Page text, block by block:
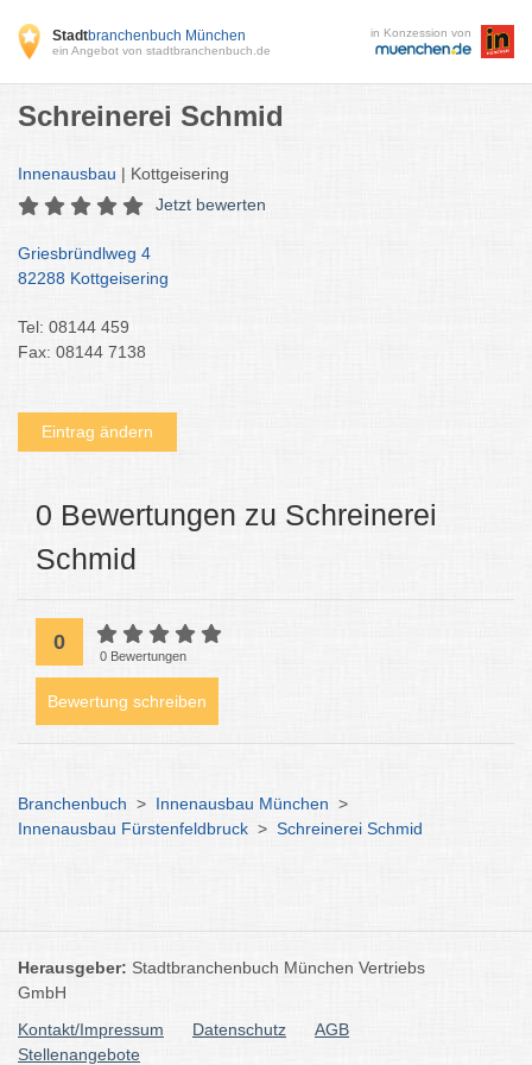
Stadtbranchenbuch München
ein Angebot von stadtbranchenbuch.de
in Konzession von
Schreinerei Schmid
Innenausbau | Kottgeisering
Jetzt bewerten
Griesbründlweg 4
82288 Kottgeisering
Tel: 08144 459
Fax: 08144 7138
Eintrag ändern
0 Bewertungen zu Schreinerei
Schmid
0
0 Bewertungen
Bewertung schreiben
Branchenbuch > Innenausbau München >
Innenausbau Fürstenfeldbruck > Schreinerei Schmid
Herausgeber: Stadtbranchenbuch München Vertriebs
GmbH
Kontakt/Impressum
Datenschutz
AGB
Stellenangebote